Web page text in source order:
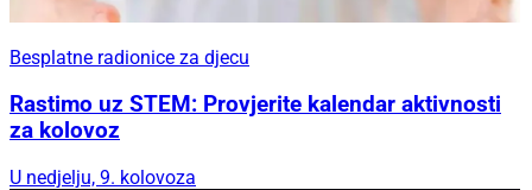
Besplatne radionice za djecu
Rastimo uz STEM: Provjerite kalendar aktivnosti
za kolovoz
U nedjelju, 9. kolovoza